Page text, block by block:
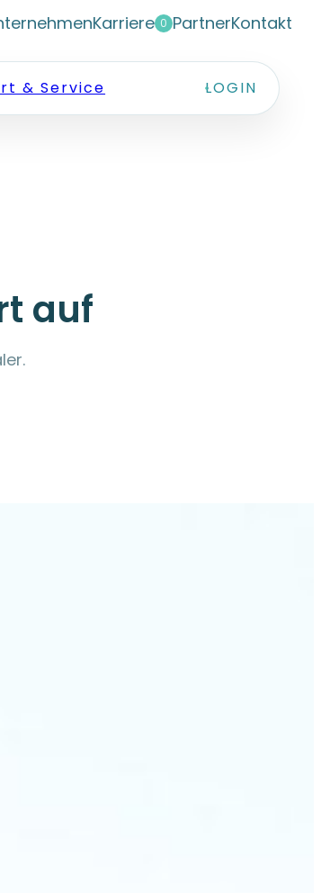
Karriere 0 PartnerKontakt
& Service LOGIN
auf